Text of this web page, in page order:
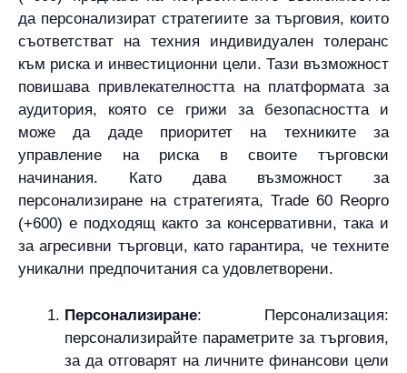
да персонализират стратегиите за търговия, които
съответстват на техния индивидуален толеранс
към риска и инвестиционни цели. Тази възможност
повишава привлекателността на платформата за
аудитория, която се грижи за безопасността и
може да даде приоритет на техниките за
управление на риска в своите търговски
начинания. Като дава възможност за
персонализиране на стратегията, Trade 60 Reopro
(+600) е подходящ както за консервативни, така и
за агресивни търговци, като гарантира, че техните
уникални предпочитания са удовлетворени.
Персонализиране: Персонализация:
персонализирайте параметрите за търговия,
за да отговарят на личните финансови цели